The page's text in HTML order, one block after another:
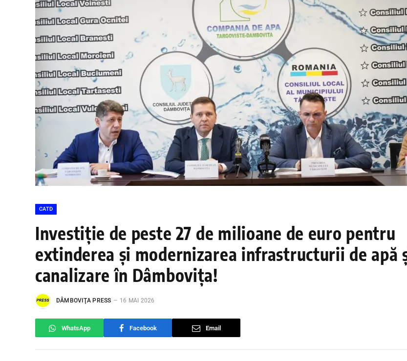
CATD
Investiție de peste 27 de milioane de euro pentru
extinderea și modernizarea infrastructurii de apă
canalizare în Dâmbovița!
DÂMBOVIŢA PRESS 16 MAI 2026
WhatsApp Facebook Email